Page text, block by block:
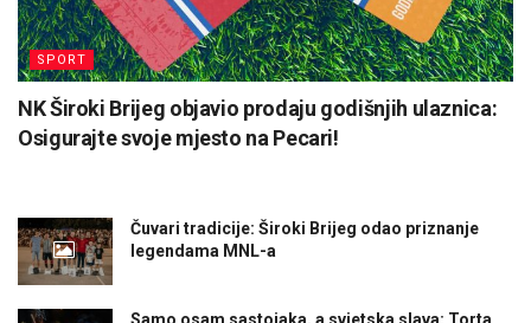
SPORT
NK Široki Brijeg objavio prodaju godišnjih ulaznica:
Osigurajte svoje mjesto na Pecari!
Čuvari tradicije: Široki Brijeg odao priznanje
legendama MNL-a